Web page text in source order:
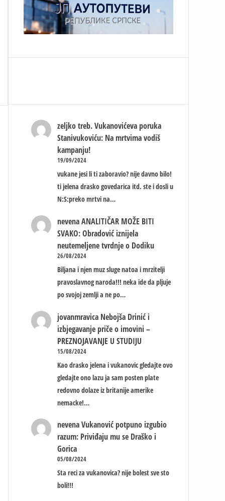
zeljko treb. Vukanovićeva poruka
Stanivukoviću: Na mrtvima vodiš
kampanju!
19/09/2024
vukane jesi li ti zaboravio? nije davno bilo!
ti jelena drasko govedarica itd. ste i dosli u
N:S:preko mrtvi na…
nevena ANALITIČAR MOŽE BITI
SVAKO: Obradović iznijela
neutemeljene tvrdnje o Dodiku
26/08/2024
Biljana i njen muz sluge natoa i mrzitelji
pravoslavnog naroda!!! neka ide da pljuje
po svojoj zemlji a ne po…
jovanmravica Nebojša Drinić i
izbjegavanje priče o imovini –
PREZNOJAVANJE U STUDIJU
15/08/2024
Kao drasko jelena i vukanovic gledajte ovo
gledajte ono lazu ja sam posten plate
redovno dolaze iz britanije amerike
nemacke!…
nevena Vukanović potpuno izgubio
razum: Priviđaju mu se Draško i
Gorica
05/08/2024
Sta reci za vukanovica? nije bolest sve sto
boli!!!